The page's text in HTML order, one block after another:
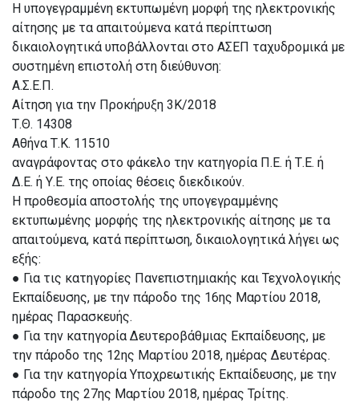
Η υπογεγραμμένη εκτυπωμένη μορφή της ηλεκτρονικής
αίτησης με τα απαιτούμενα κατά περίπτωση
δικαιολογητικά υποβάλλονται στο ΑΣΕΠ ταχυδρομικά με
συστημένη επιστολή στη διεύθυνση:
Α.Σ.Ε.Π.
Αίτηση για την Προκήρυξη 3Κ/2018
Τ.Θ. 14308
Αθήνα Τ.Κ. 11510
αναγράφοντας στο φάκελο την κατηγορία Π.Ε. ή Τ.Ε. ή
Δ.Ε. ή Υ.Ε. της οποίας θέσεις διεκδικούν.
Η προθεσμία αποστολής της υπογεγραμμένης
εκτυπωμένης μορφής της ηλεκτρονικής αίτησης με τα
απαιτούμενα, κατά περίπτωση, δικαιολογητικά λήγει ως
εξής:
● Για τις κατηγορίες Πανεπιστημιακής και Τεχνολογικής
Εκπαίδευσης, με την πάροδο της 16ης Μαρτίου 2018,
ημέρας Παρασκευής.
● Για την κατηγορία Δευτεροβάθμιας Εκπαίδευσης, με
την πάροδο της 12ης Μαρτίου 2018, ημέρας Δευτέρας.
● Για την κατηγορία Υποχρεωτικής Εκπαίδευσης, με την
πάροδο της 27ης Μαρτίου 2018, ημέρας Τρίτης.